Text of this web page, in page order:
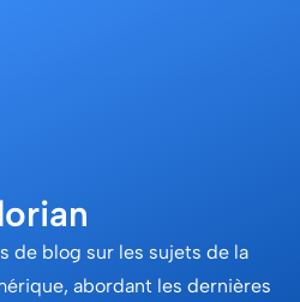
de blog sur les sujets de la
abordant les dernières